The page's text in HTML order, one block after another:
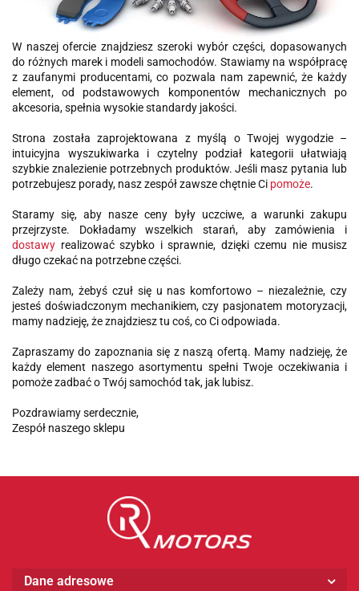
W naszej ofercie znajdziesz szeroki wybór części, dopasowanych
do różnych marek i modeli samochodów. Stawiamy na współpracę
z zaufanymi producentami, co pozwala nam zapewnić, że każdy
element, od podstawowych komponentów mechanicznych po
akcesoria, spełnia wysokie standardy jakości.
Strona została zaprojektowana z myślą o Twojej wygodzie –
intuicyjna wyszukiwarka i czytelny podział kategorii ułatwiają
szybkie znalezienie potrzebnych produktów. Jeśli masz pytania lub
potrzebujesz porady, nasz zespół zawsze chętnie Ci pomoże.
Staramy się, aby nasze ceny były uczciwe, a warunki zakupu
przejrzyste. Dokładamy wszelkich starań, aby zamówienia i
dostawy realizować szybko i sprawnie, dzięki czemu nie musisz
długo czekać na potrzebne części.
Zależy nam, żebyś czuł się u nas komfortowo – niezależnie, czy
jesteś doświadczonym mechanikiem, czy pasjonatem motoryzacji,
mamy nadzieję, że znajdziesz tu coś, co Ci odpowiada.
Zapraszamy do zapoznania się z naszą ofertą. Mamy nadzieję, że
każdy element naszego asortymentu spełni Twoje oczekiwania i
pomoże zadbać o Twój samochód tak, jak lubisz.
Pozdrawiamy serdecznie,
Zespół naszego sklepu
Dane adresowe